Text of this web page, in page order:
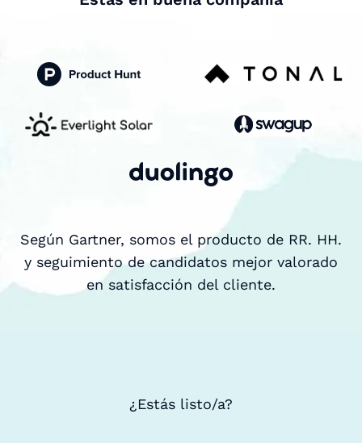
Según Gartner, somos el producto de RR. HH.
y seguimiento de candidatos mejor valorado
en satisfacción del cliente.
¿Estás listo/a?